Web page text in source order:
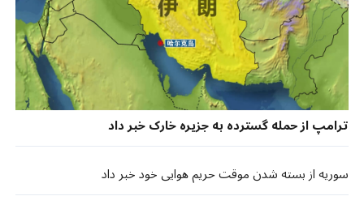
ترامپ از حمله گسترده به جزیره خارک خبر داد
سوریه از بسته شدن موقت حریم هوایی خود خبر داد